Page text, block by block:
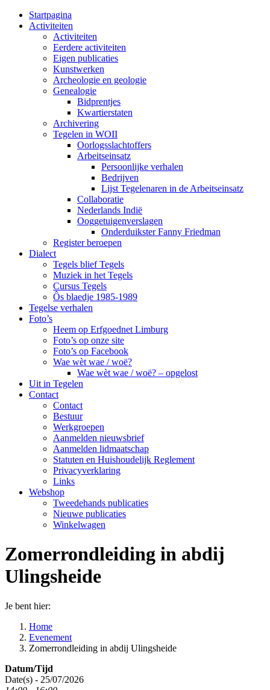
Startpagina
Activiteiten
Activiteiten
Eerdere activiteiten
Eigen publicaties
Kunstwerken
Archeologie en geologie
Genealogie
Bidprentjes
Kwartierstaten
Archivering
Tegelen in WOII
Oorlogsslachtoffers
Arbeitseinsatz
Persoonlijke verhalen
Bedrijven
Lijst Tegelenaren in de Arbeitseinsatz
Collaboratie
Nederlands Indië
Ooggetuigenverslagen
Onderduikster Fanny Friedman
Register beroepen
Dialect
Tegels blief Tegels
Muziek in het Tegels
Cursus Tegels
Ôs blaedje 1985-1989
Tegelse verhalen
Foto’s
Heem op Erfgoednet Limburg
Foto’s op onze site
Foto’s op Facebook
Wae wèt wae / woë?
Wae wèt wae / woë? – opgelost
Uit in Tegelen
Contact
Contact
Bestuur
Werkgroepen
Aanmelden nieuwsbrief
Aanmelden lidmaatschap
Statuten en Huishoudelijk Reglement
Privacyverklaring
Links
Webshop
Tweedehands publicaties
Nieuwe publicaties
Winkelwagen
Zomerrondleiding in abdij
Ulingsheide
Je bent hier:
Home
Evenement
Zomerrondleiding in abdij Ulingsheide
Datum/Tijd
Date(s) - 25/07/2026